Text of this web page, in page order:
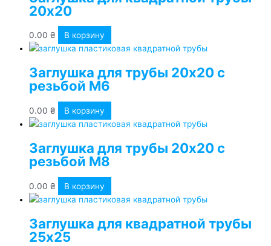
20х20
0.00 ₴ В корзину
Заглушка для трубы 20х20 с
резьбой М6
0.00 ₴ В корзину
Заглушка для трубы 20х20 с
резьбой М8
0.00 ₴ В корзину
Заглушка для квадратной трубы
25х25